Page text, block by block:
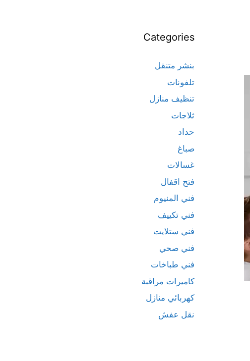
Categories
بنشر متنقل
تلفونات
تنظيف منازل
ثلاجات
حداد
صباغ
غسالات
فتح اقفال
فني المنيوم
فني تكييف
فني ستلايت
فني صحي
فني طباخات
كاميرات مراقبة
كهربائي منازل
نقل عفش